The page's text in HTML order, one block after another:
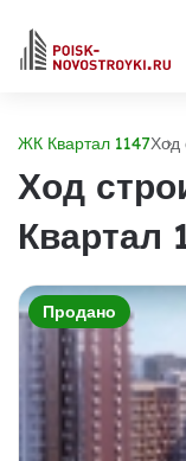
ЖК Квартал 1147Ход
Ход
Квартал
Продано